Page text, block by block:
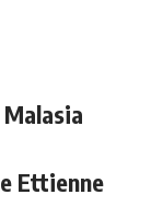
Ettienne